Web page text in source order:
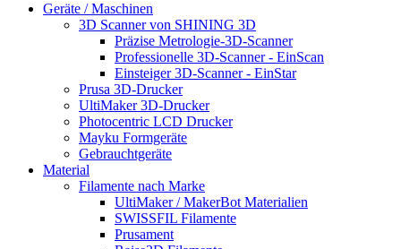
Geräte / Maschinen
3D Scanner von SHINING 3D
Präzise Metrologie-3D-Scanner
Professionelle 3D-Scanner - EinScan
Einsteiger 3D-Scanner - EinStar
Prusa 3D-Drucker
UltiMaker 3D-Drucker
Photocentric LCD Drucker
Mayku Formgeräte
Gebrauchtgeräte
Material
Filamente nach Marke
UltiMaker / MakerBot Materialien
SWISSFIL Filamente
Prusament